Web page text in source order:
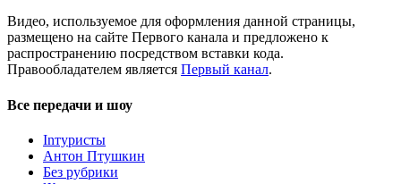
Видео, используемое для оформления данной страницы,
размещено на сайте Первого канала и предложено к
распространению посредством вставки кода.
Правообладателем является Первый канал.
Все передачи и шоу
Inтуристы
Антон Птушкин
Без рубрики